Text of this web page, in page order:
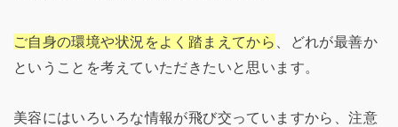
ご自身の環境や状況をよく踏まえてから
、どれが最善か
ということを考えていただきたいと思います。
美容にはいろいろな情報が飛び交っていますから、注意